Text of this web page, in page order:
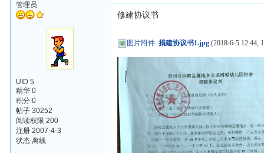
管理员
UID 5
精华 0
积分 0
帖子 30252
阅读权限 200
注册 2007-4-3
状态 离线
修建协议书
图片附件:捐建协议书1.jpg (2018-6-5 12:44,